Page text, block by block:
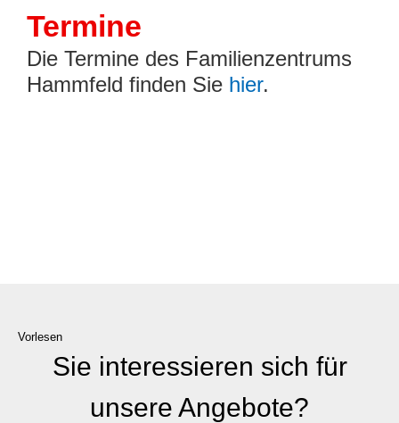
Termine
Die Termine des Familienzentrums
Hammfeld finden Sie hier.
Vorlesen
Sie interessieren sich für
unsere Angebote?